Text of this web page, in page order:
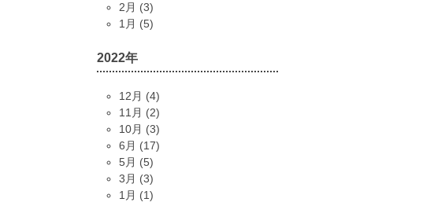
2月 (3)
1月 (5)
2022年
12月 (4)
11月 (2)
10月 (3)
6月 (17)
5月 (5)
3月 (3)
1月 (1)